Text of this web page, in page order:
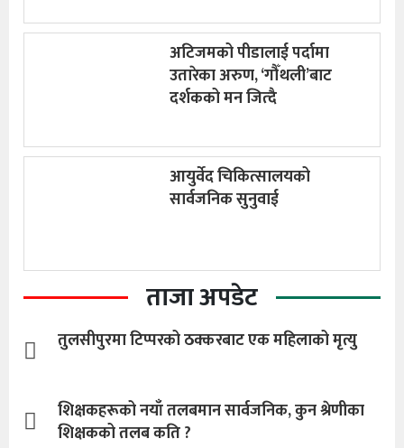
अटिजमको पीडालाई पर्दामा
उतारेका अरुण, ‘गौँथली’बाट
दर्शकको मन जित्दै
आयुर्वेद चिकित्सालयको
सार्वजनिक सुनुवाई
ताजा अपडेट
तुलसीपुरमा टिप्परको ठक्करबाट एक महिलाको मृत्यु
शिक्षकहरूको नयाँ तलबमान सार्वजनिक, कुन श्रेणीका
शिक्षकको तलब कति ?